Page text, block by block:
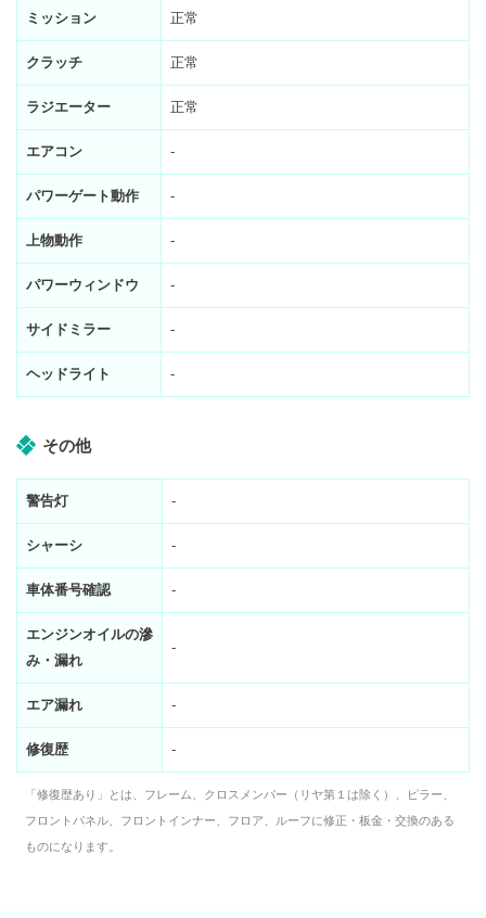
ミッション 正常
クラッチ 正常
ラジエーター 正常
エアコン -
パワーゲート動作 -
上物動作 -
パワーウィンドウ -
サイドミラー -
ヘッドライト -
その他
警告灯 -
シャーシ -
車体番号確認 -
エンジンオイルの滲
み・漏れ
-
エア漏れ -
修復歴 -
「修復歴あり」とは、フレーム、クロスメンバー（リヤ第１は除く）、ピラー、
フロントパネル、フロントインナー、フロア、ルーフに修正・板金・交換のある
ものになります。